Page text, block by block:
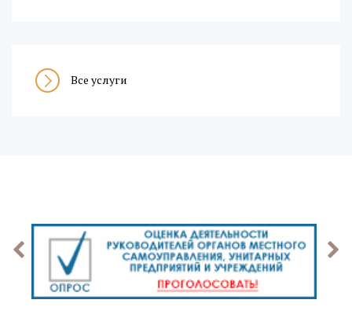
Все услуги